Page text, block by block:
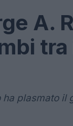
A.
plasmato